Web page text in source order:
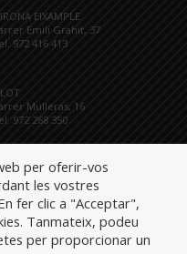
EIXAMPLE
Emili Grahit, 37
972 416 413
Mulleras, 16
972 268 350
Onze de Setembre, 12
872 591 959
per oferir-vos
les vostres
fer clic a "Acceptar",
Tanmateix, podeu
per proporcionar un